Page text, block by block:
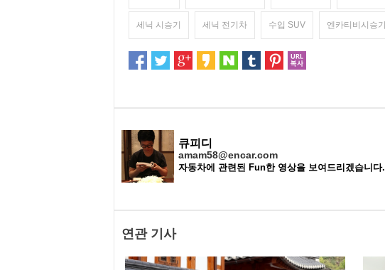
세닉 시승기 세닉 전기차 수입 SUV 엔카티비시승기
큐피디
amam58@encar.com
자동차에 관련된 Fun한 영상을 보여드리겠습니다.
연관 기사